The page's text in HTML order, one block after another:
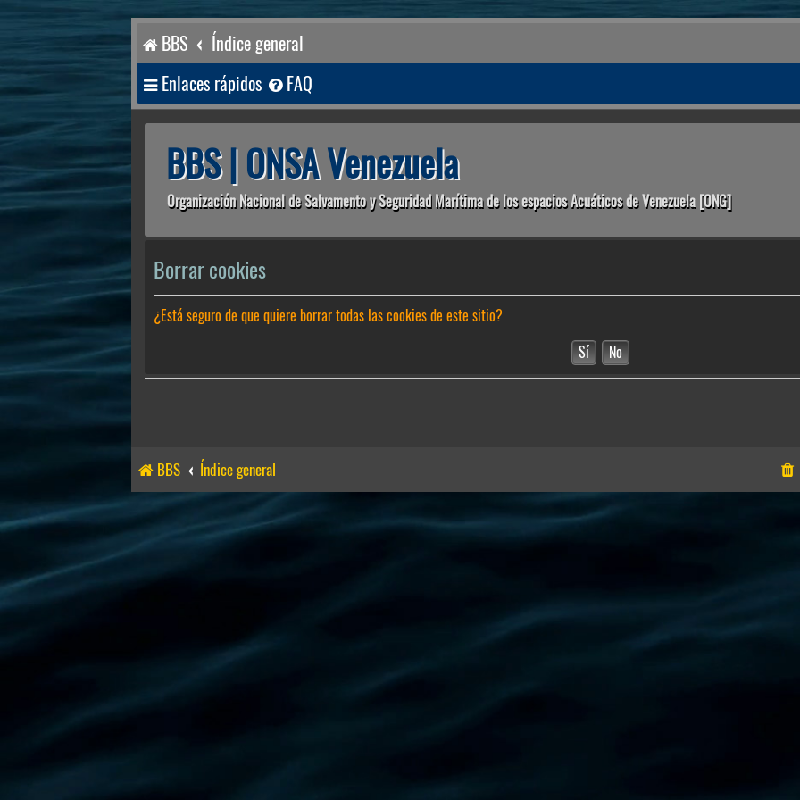
BBS Índice general
Enlaces rápidos FAQ
BBS | ONSA Venezuela
Organización Nacional de Salvamento y Seguridad Marítima de los espacios Acuáticos de Venezuela [ONG]
Borrar cookies
¿Está seguro de que quiere borrar todas las cookies de este sitio?
BBS Índice general